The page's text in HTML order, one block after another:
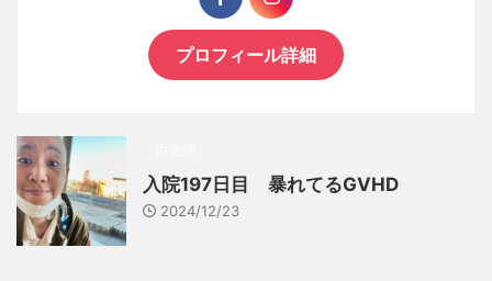
プロフィール詳細
入院197日目 暴れてるGVHD
2024/12/23